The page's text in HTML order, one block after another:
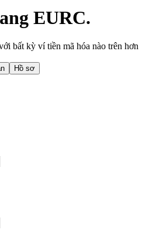
EURC.
bất kỳ ví tiền mã hóa nào trên hơn
Hồ sơ